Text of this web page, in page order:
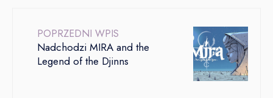
POPRZEDNI WPIS
Nadchodzi MIRA and the
Legend of the Djinns